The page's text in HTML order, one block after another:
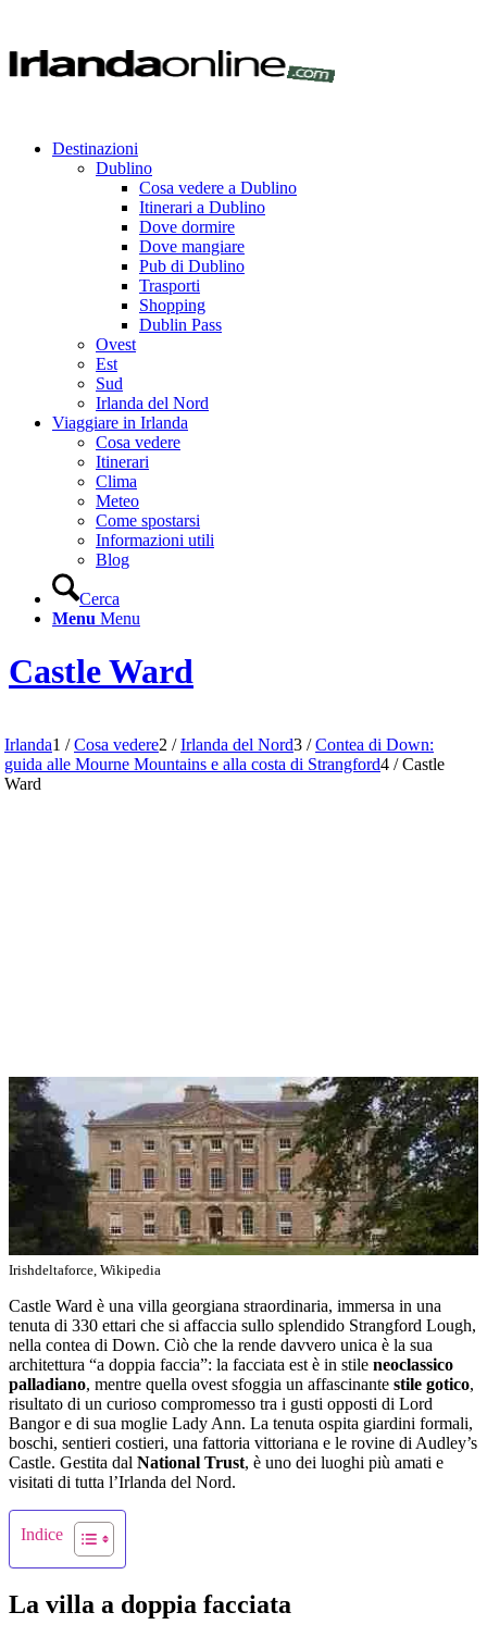
Destinazioni
Dublino
Cosa vedere a Dublino
Itinerari a Dublino
Dove dormire
Dove mangiare
Pub di Dublino
Trasporti
Shopping
Dublin Pass
Ovest
Est
Sud
Irlanda del Nord
Viaggiare in Irlanda
Cosa vedere
Itinerari
Clima
Meteo
Come spostarsi
Informazioni utili
Blog
Cerca
Menu Menu
Castle Ward
Irlanda1 / Cosa vedere2 / Irlanda del Nord3 / Contea di Down:
guida alle Mourne Mountains e alla costa di Strangford4 / Castle
Ward
Irishdeltaforce, Wikipedia
Castle Ward è una villa georgiana straordinaria, immersa in una
tenuta di 330 ettari che si affaccia sullo splendido Strangford Lough,
nella contea di Down. Ciò che la rende davvero unica è la sua
architettura “a doppia faccia”: la facciata est è in stile neoclassico
palladiano, mentre quella ovest sfoggia un affascinante stile gotico,
risultato di un curioso compromesso tra i gusti opposti di Lord
Bangor e di sua moglie Lady Ann. La tenuta ospita giardini formali,
boschi, sentieri costieri, una fattoria vittoriana e le rovine di Audley’s
Castle. Gestita dal National Trust, è uno dei luoghi più amati e
visitati di tutta l’Irlanda del Nord.
Indice
La villa a doppia facciata